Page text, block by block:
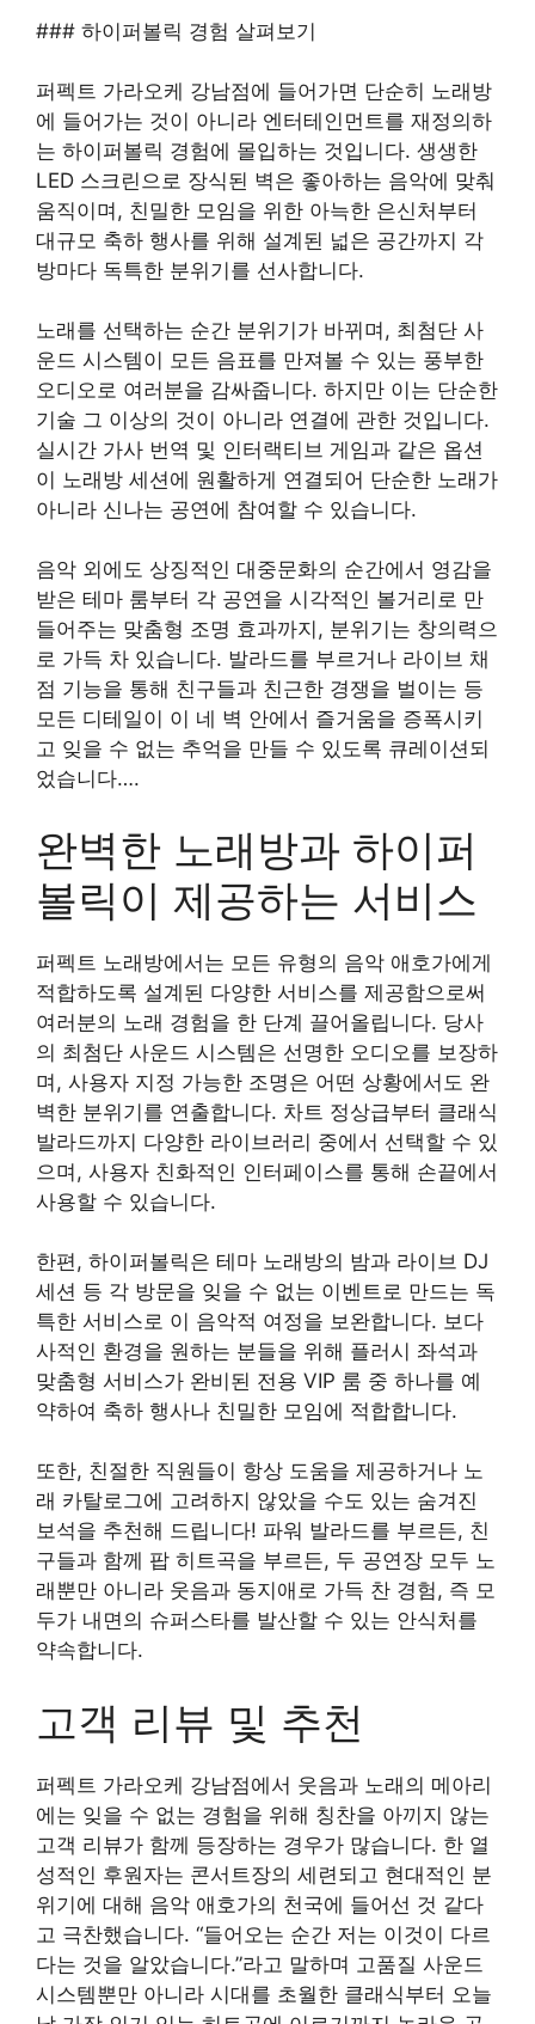
### 하이퍼볼릭 경험 살펴보기
퍼펙트 가라오케 강남점에 들어가면 단순히 노래방
에 들어가는 것이 아니라 엔터테인먼트를 재정의하
는 하이퍼볼릭 경험에 몰입하는 것입니다. 생생한
LED 스크린으로 장식된 벽은 좋아하는 음악에 맞춰
움직이며, 친밀한 모임을 위한 아늑한 은신처부터
대규모 축하 행사를 위해 설계된 넓은 공간까지 각
방마다 독특한 분위기를 선사합니다.
노래를 선택하는 순간 분위기가 바뀌며, 최첨단 사
운드 시스템이 모든 음표를 만져볼 수 있는 풍부한
오디오로 여러분을 감싸줍니다. 하지만 이는 단순한
기술 그 이상의 것이 아니라 연결에 관한 것입니다.
실시간 가사 번역 및 인터랙티브 게임과 같은 옵션
이 노래방 세션에 원활하게 연결되어 단순한 노래가
아니라 신나는 공연에 참여할 수 있습니다.
음악 외에도 상징적인 대중문화의 순간에서 영감을
받은 테마 룸부터 각 공연을 시각적인 볼거리로 만
들어주는 맞춤형 조명 효과까지, 분위기는 창의력으
로 가득 차 있습니다. 발라드를 부르거나 라이브 채
점 기능을 통해 친구들과 친근한 경쟁을 벌이는 등
모든 디테일이 이 네 벽 안에서 즐거움을 증폭시키
고 잊을 수 없는 추억을 만들 수 있도록 큐레이션되
었습니다….
완벽한 노래방과 하이퍼
볼릭이 제공하는 서비스
퍼펙트 노래방에서는 모든 유형의 음악 애호가에게
적합하도록 설계된 다양한 서비스를 제공함으로써
여러분의 노래 경험을 한 단계 끌어올립니다. 당사
의 최첨단 사운드 시스템은 선명한 오디오를 보장하
며, 사용자 지정 가능한 조명은 어떤 상황에서도 완
벽한 분위기를 연출합니다. 차트 정상급부터 클래식
발라드까지 다양한 라이브러리 중에서 선택할 수 있
으며, 사용자 친화적인 인터페이스를 통해 손끝에서
사용할 수 있습니다.
한편, 하이퍼볼릭은 테마 노래방의 밤과 라이브 DJ
세션 등 각 방문을 잊을 수 없는 이벤트로 만드는 독
특한 서비스로 이 음악적 여정을 보완합니다. 보다
사적인 환경을 원하는 분들을 위해 플러시 좌석과
맞춤형 서비스가 완비된 전용 VIP 룸 중 하나를 예
약하여 축하 행사나 친밀한 모임에 적합합니다.
또한, 친절한 직원들이 항상 도움을 제공하거나 노
래 카탈로그에 고려하지 않았을 수도 있는 숨겨진
보석을 추천해 드립니다! 파워 발라드를 부르든, 친
구들과 함께 팝 히트곡을 부르든, 두 공연장 모두 노
래뿐만 아니라 웃음과 동지애로 가득 찬 경험, 즉 모
두가 내면의 슈퍼스타를 발산할 수 있는 안식처를
약속합니다.
고객 리뷰 및 추천
퍼펙트 가라오케 강남점에서 웃음과 노래의 메아리
에는 잊을 수 없는 경험을 위해 칭찬을 아끼지 않는
고객 리뷰가 함께 등장하는 경우가 많습니다. 한 열
성적인 후원자는 콘서트장의 세련되고 현대적인 분
위기에 대해 음악 애호가의 천국에 들어선 것 같다
고 극찬했습니다. “들어오는 순간 저는 이것이 다르
다는 것을 알았습니다.”라고 말하며 고품질 사운드
시스템뿐만 아니라 시대를 초월한 클래식부터 오늘